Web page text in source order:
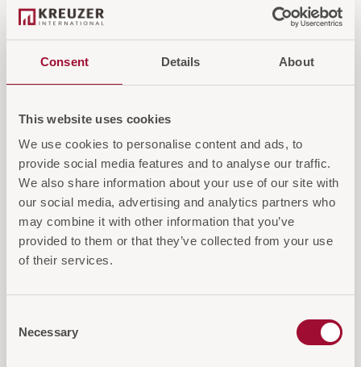
Consent Details About
This website uses cookies
We use cookies to personalise content and ads, to
provide social media features and to analyse our traffic.
We also share information about your use of our site with
our social media, advertising and analytics partners who
may combine it with other information that you’ve
provided to them or that they’ve collected from your use
of their services.
Selection
Necessary
Ideal für Hotels, Empfangs- und
Veranstaltungsbereiche
Login für Preise und Warenkorb
IN DEN WARENKORB
AUF DIE ANFRAGELISTE
Diese Artikel könnten Sie auch